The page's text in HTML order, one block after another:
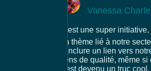
Vanessa
C'est une super
un thème lié à notre
d'inclure un lien vers
liens de qualité, même
c'est devenu un truc